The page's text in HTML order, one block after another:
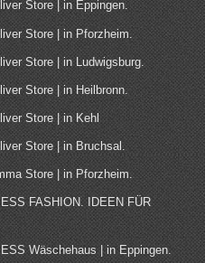
Store | in Eppingen.
Store | in Pforzheim.
Store | in Ludwigsburg.
Store | in Heilbronn.
Store | in Kehl
Store | in Bruchsal.
Store | in Pforzheim.
FASHION. IDEEN FÜR
Wäschehaus | in Eppingen.